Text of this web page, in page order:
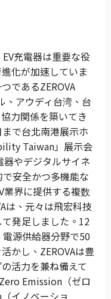
充電器は重要な役
化が加速していま
であるZEROVA
、アウディ台湾、台
力関係を築いてき
で台北南港展示ホ
Taiwan」展示会
器やデジタルサイネ
安全かつ多機能な
業界に提供する複数
は、元々は飛宏科技
発足しました。12
源供給器分野で50
かし、ZEROVAは豊
活力を兼ね備えて
Emission（ゼロ
イノベーショ